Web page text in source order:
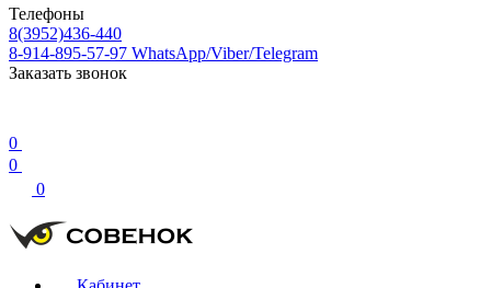
Телефоны
8(3952)436-440
8-914-895-57-97 WhatsApp/Viber/Telegram
Заказать звонок
0
0
0